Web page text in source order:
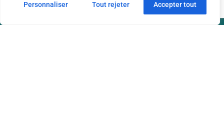
Personnaliser Tout rejeter Accepter tout